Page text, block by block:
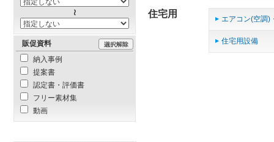
住宅用 エアコン(空調)
住宅用設備
販促資料
納入事例
提案書
認定書・評価書
フリー素材集
動画